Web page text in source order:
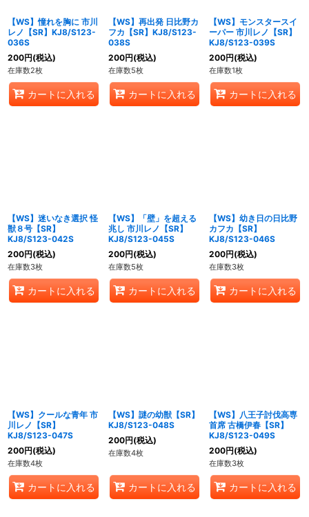
【WS】憧れを胸に 市川
レノ【SR】KJ8/S123-
036S
200円(税込)
在庫数2枚
カートに入れる
【WS】再出発 日比野カ
フカ【SR】KJ8/S123-
038S
200円(税込)
在庫数5枚
カートに入れる
【WS】モンスタースイ
ーパー 市川レノ【SR】
KJ8/S123-039S
200円(税込)
在庫数1枚
カートに入れる
【WS】迷いなき選択 怪
獣８号【SR】
KJ8/S123-042S
200円(税込)
在庫数3枚
カートに入れる
【WS】「壁」を超える
兆し 市川レノ【SR】
KJ8/S123-045S
200円(税込)
在庫数5枚
カートに入れる
【WS】幼き日の日比野
カフカ【SR】
KJ8/S123-046S
200円(税込)
在庫数3枚
カートに入れる
【WS】クールな青年 市
川レノ【SR】
KJ8/S123-047S
200円(税込)
在庫数4枚
カートに入れる
【WS】謎の幼獣【SR】
KJ8/S123-048S
200円(税込)
在庫数4枚
カートに入れる
【WS】八王子討伐高専
首席 古橋伊春【SR】
KJ8/S123-049S
200円(税込)
在庫数3枚
カートに入れる